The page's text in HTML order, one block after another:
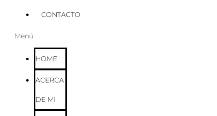
CONTACTO
Menú
HOME
ACERCA
DE MI